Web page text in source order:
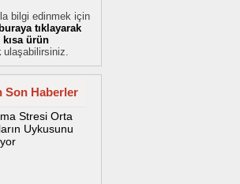
bilgi edinmek için
tıklayarak
kısa ürün
ulaşabilirsiniz.
Son Haberler
Stresi Orta
Uykusunu